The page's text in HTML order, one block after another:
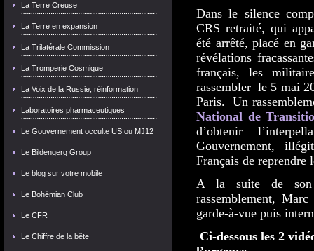
La Terre Creuse
La Terre en expansion
La Trilatérale Commission
La Tromperie Cosmique
La Voix de la Russie, réinformation
Laboratoires pharmaceutiques
Le Gouvernement occulte US ou MJ12
Le Bildengerg Group
Le blog sur votre mobile
Le Bohémian Club
Le CFR
Le Chiffre de la bête
Dans le silence
CRS retraité, qui
été arrêté, placé en
révélations
français, les
rassembler le 5 mai
Paris. Un
National de
d’obtenir
Gouvernement,
Français de reprendre
A la suite de son
rassemblement,
garde-à-vue puis
Ci-dessous les 2